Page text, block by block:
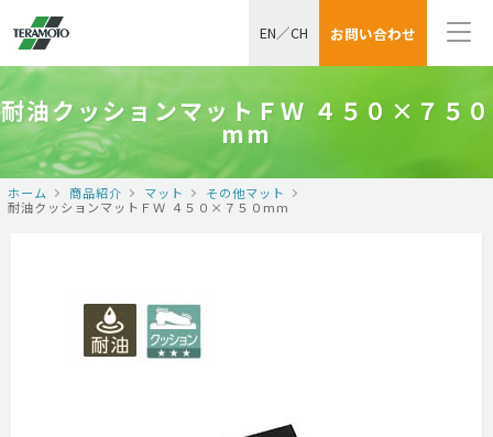
お問い合わせ
EN／CH
耐油クッションマットＦＷ ４５０×７５０
mm
ホーム 商品紹介 マット
その他マット
耐油クッションマットＦＷ ４５０×７５０mm